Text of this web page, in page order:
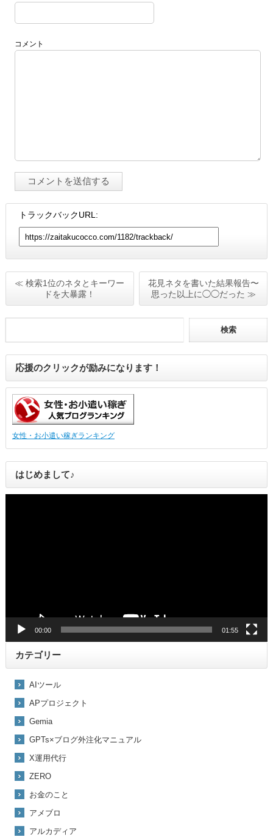
コメント
トラックバックURL:
≪ 検索1位のネタとキーワー
ドを大暴露！
花見ネタを書いた結果報告〜
思った以上に◯◯だった ≫
応援のクリックが励みになります！
女性・お小遣い稼ぎランキング
はじめまして♪
00:00 01:55
カテゴリー
AIツール
APプロジェクト
Gemia
GPTs×ブログ外注化マニュアル
X運用代行
ZERO
お金のこと
アメブロ
アルカディア